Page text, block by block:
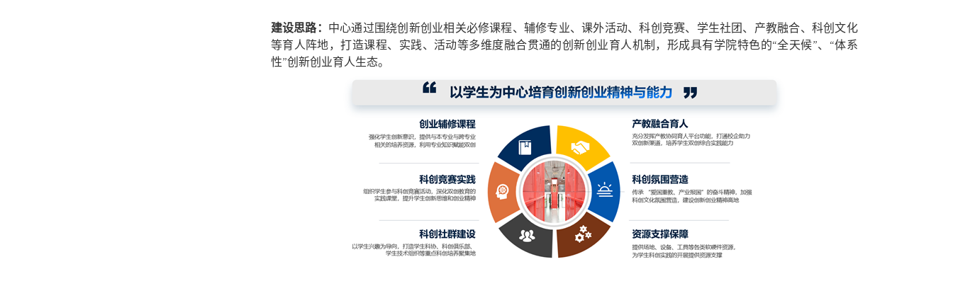
建设思路： 中心通过围绕创新创业相关必修课程、辅修专业、课外活动、科创竞赛、学生社团、产教融合、科创文化
等育人阵地，打造课程、实践、活动等多维度融合贯通的创新创业育人机制，形成具有学院特色的“全天候”、“体系
性”创新创业育人生态。